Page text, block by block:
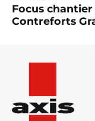
Focus
Contreforts